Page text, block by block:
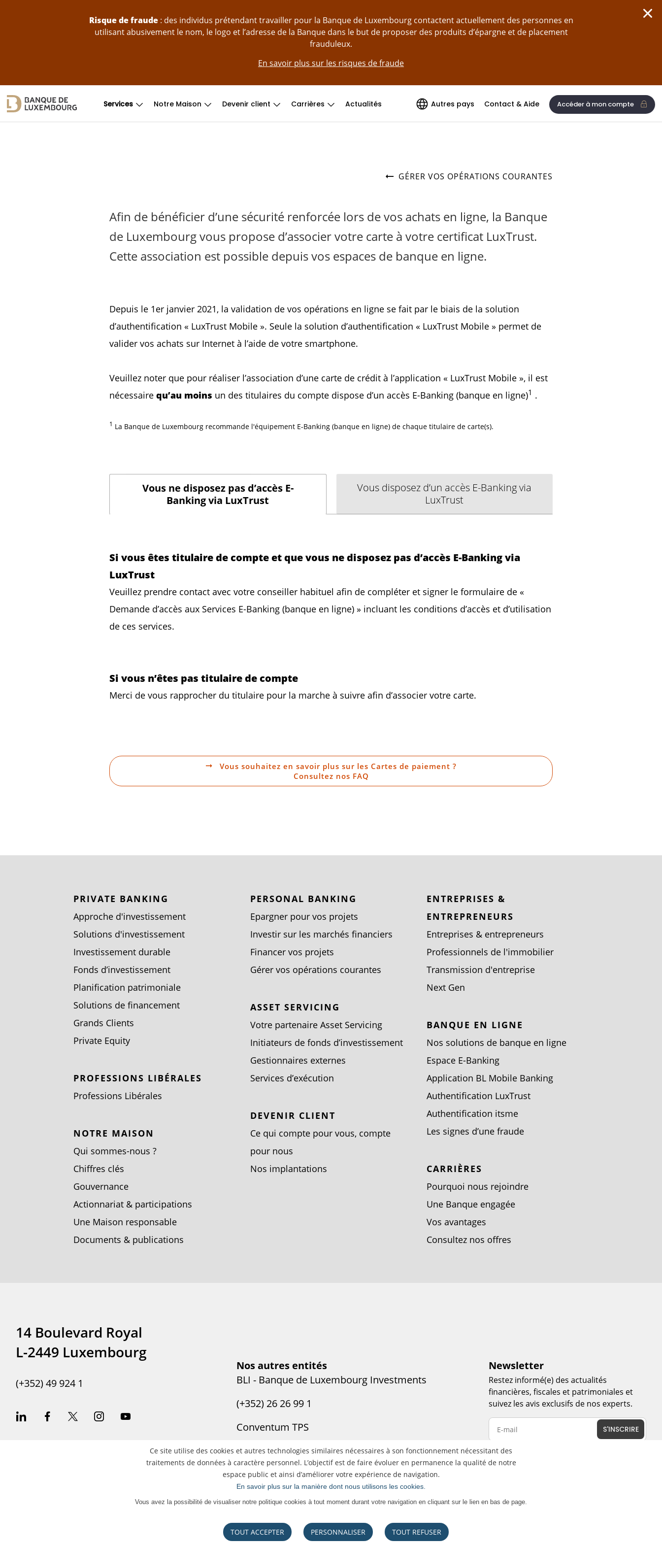
Risque de fraude: des individus prétendant travailler pour la Banque de Luxembourg contactent actuellement des personnes en
utilisant abusivement le nom, le logo et l’adresse de la Banque dans le but de proposer des produits d’épargne et de placement
frauduleux.
En savoir plus sur les risques de fraude
Services Notre Maison Devenir client Carrières Actualités Autres pays Contact & Aide Accéder à mon compte
GÉRER VOS OPÉRATIONS COURANTES
Afin de bénéficier d’une sécurité renforcée lors de vos achats en ligne, la Banque
de Luxembourg vous propose d’associer votre carte à votre certificat LuxTrust.
Cette association est possible depuis vos espaces de banque en ligne.
Depuis le 1er janvier 2021, la validation de vos opérations en ligne se fait par le biais de la solution
d’authentification « LuxTrust Mobile ». Seule la solution d’authentification « LuxTrust Mobile » permet de
valider vos achats sur Internet à l’aide de votre smartphone.
Veuillez noter que pour réaliser l’association d’une carte de crédit à l’application « LuxTrust Mobile », il est
nécessaire qu’au moins un des titulaires du compte dispose d’un accès E-Banking (banque en ligne)1 .
1 La Banque de Luxembourg recommande l'équipement E-Banking (banque en ligne) de chaque titulaire de carte(s).
Vous ne disposez pas d’accès E-
Banking via LuxTrust
Vous disposez d’un accès E-Banking via
LuxTrust
Si vous êtes titulaire de compte et que vous ne disposez pas d’accès E-Banking via
LuxTrust
Veuillez prendre contact avec votre conseiller habituel afin de compléter et signer le formulaire de «
Demande d’accès aux Services E-Banking (banque en ligne) » incluant les conditions d’accès et d’utilisation
de ces services.
Si vous n’êtes pas titulaire de compte
Merci de vous rapprocher du titulaire pour la marche à suivre afin d’associer votre carte.
Vous souhaitez en savoir plus sur les Cartes de paiement ?
Consultez nos FAQ
PRIVATE BANKING
Approche d'investissement
Solutions d'investissement
Investissement durable
Fonds d’investissement
Planification patrimoniale
Solutions de financement
Grands Clients
Private Equity
PROFESSIONS LIBÉRALES
Professions Libérales
NOTRE MAISON
Qui sommes-nous ?
Chiffres clés
Gouvernance
Actionnariat & participations
Une Maison responsable
Documents & publications
PERSONAL BANKING
Epargner pour vos projets
Investir sur les marchés financiers
Financer vos projets
Gérer vos opérations courantes
ASSET SERVICING
Votre partenaire Asset Servicing
Initiateurs de fonds d’investissement
Gestionnaires externes
Services d’exécution
DEVENIR CLIENT
Ce qui compte pour vous, compte
pour nous
Nos implantations
ENTREPRISES &
ENTREPRENEURS
Entreprises & entrepreneurs
Professionnels de l'immobilier
Transmission d'entreprise
Next Gen
BANQUE EN LIGNE
Nos solutions de banque en ligne
Espace E-Banking
Application BL Mobile Banking
Authentification LuxTrust
Authentification itsme
Les signes d’une fraude
CARRIÈRES
Pourquoi nous rejoindre
Une Banque engagée
Vos avantages
Consultez nos offres
14 Boulevard Royal
L-2449 Luxembourg
(+352) 49 924 1
Nos autres entités
BLI - Banque de Luxembourg Investments
(+352) 26 26 99 1
Conventum TPS
(+352) 26 26 99 1
Newsletter
Restez informé(e) des actualités
financières, fiscales et patrimoniales et
suivez les avis exclusifs de nos experts.
S'INSCRIRE
Protection des données Gestion des cookies Insatisfaction ou désaccord Accessibilité
Ce site utilise des cookies et autres technologies similaires nécessaires à son fonctionnement nécessitant des
traitements de données à caractère personnel. L’objectif est de faire évoluer en permanence la qualité de notre
espace public et ainsi d’améliorer votre expérience de navigation.
En savoir plus sur la manière dont nous utilisons les cookies.
Vous avez la possibilité de visualiser notre politique cookies à tout moment durant votre navigation en cliquant sur le lien en bas de page.
TOUT ACCEPTER PERSONNALISER TOUT REFUSER